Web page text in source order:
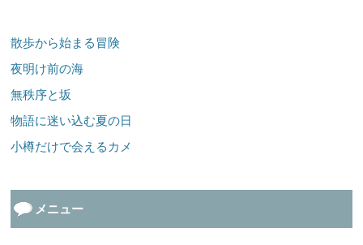
散歩から始まる冒険
夜明け前の海
無秩序と坂
物語に迷い込む夏の日
小樽だけで会えるカメ
メニュー